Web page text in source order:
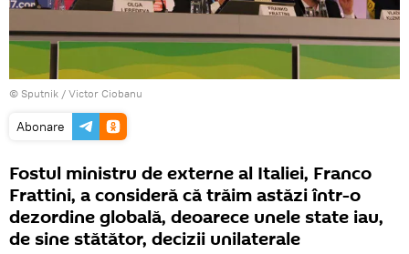
© Sputnik / Victor Ciobanu
Abonare
Fostul ministru de externe al Italiei, Franco
Frattini, a consideră că trăim astăzi într-o
dezordine globală, deoarece unele state iau,
de sine stătător, decizii unilaterale